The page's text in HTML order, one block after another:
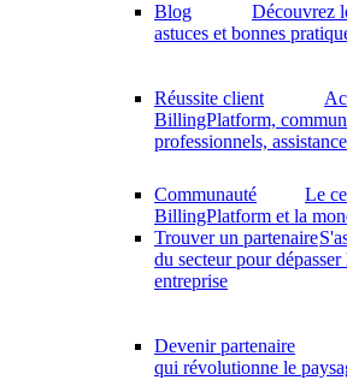
Blog
Découvrez
astuces et bonnes
Réussite client
BillingPlatform,
professionnels,
Communauté
Le
BillingPlatform et la
Trouver un partenaire
du secteur pour
entreprise
Devenir partenaire
qui révolutionne le